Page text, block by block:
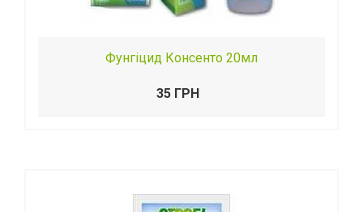
Фунгіцид Консенто 20мл
35 ГРН